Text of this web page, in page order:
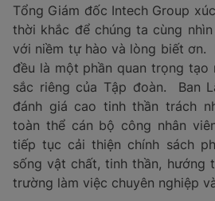
Tổng Giám đốc Intech Group
thời khắc để chúng ta cùng
với niềm tự hào và lòng biết ơn.
đều là một phần quan trọng tạo
sắc riêng của Tập đoàn. Ban
đánh giá cao tinh thần trách
toàn thể cán bộ công nhân
tiếp tục cải thiện chính sách
sống vật chất, tinh thần, hướng
trường làm việc chuyên nghiệp